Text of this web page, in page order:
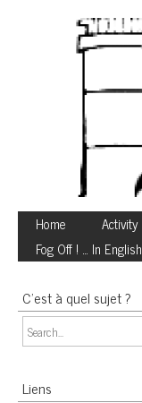
Home Activity
Fog Off ! … In English
C’est à quel sujet ?
Liens